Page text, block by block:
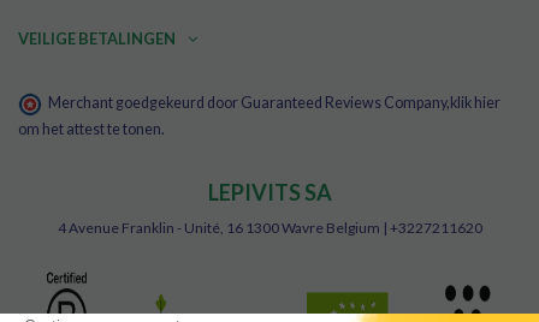
VEILIGE BETALINGEN
Merchant goedgekeurd door Guaranteed Reviews Company, klik hier
om het attest te tonen.
LEPIVITS SA
4 Avenue Franklin - Unité, 16 1300 Wavre Belgium | +3227211620